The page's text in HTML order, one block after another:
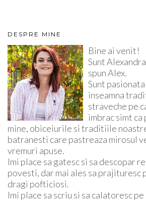
DESPRE MINE
Bine ai venit!
Sunt
spun Alex.
Sunt
inseamna
straveche pe
imbrac simt ca
mine, obiceiurile si traditiile
batranesti care pastreaza mirosul
vremuri apuse.
Imi place sa gatesc si sa descopar
povesti, dar mai ales sa prajituresc
dragi pofticiosi.
Imi place sa scriu si sa calatoresc